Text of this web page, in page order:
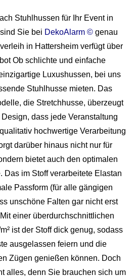
Stuhlhussen für Ihr Event in
Sie bei DekoAlarm ©genau
in Hattersheim verfügt über
Ob schlichte und einfache
Luxushussen, bei uns
Stuhlhusse mieten. Das
die Stretchhusse, überzeugt
dass jede Veranstaltung
hochwertige Verarbeitung
darüber hinaus nicht nur für
bietet auch den optimalen
Das im Stoff verarbeitete Elastan
Passform (für alle gängigen
unschöne Falten gar nicht erst
einer überdurchschnittlichen
ist der Stoff dick genug, sodass
ausgelassen feiern und die
Zügen genießen können. Doch
alles, denn Sie brauchen sich um